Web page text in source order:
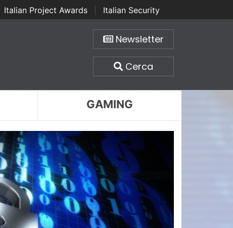
Italian Project Awards
Italian Security
Newsletter
Cerca
GAMING